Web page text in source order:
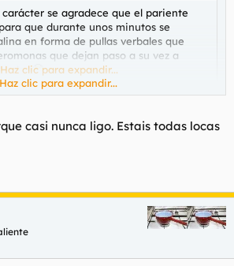
se agradece que el pariente
que durante unos minutos se
en forma de pullas verbales que
que dejan paso a su vez a
Haz clic para expandir...
Haz clic para expandir...
casi nunca ligo. Estais todas locas